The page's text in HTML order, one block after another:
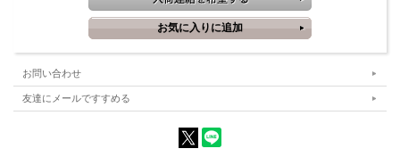
お問い合わせ
友達にメールですすめる